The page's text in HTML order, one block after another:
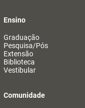
Ensino
Graduação
Pesquisa/Pós
Extensão
Biblioteca
Vestibular
Comunidade